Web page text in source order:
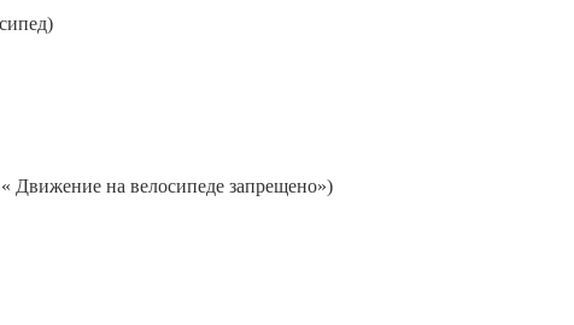
Движение на велосипеде запрещено»)